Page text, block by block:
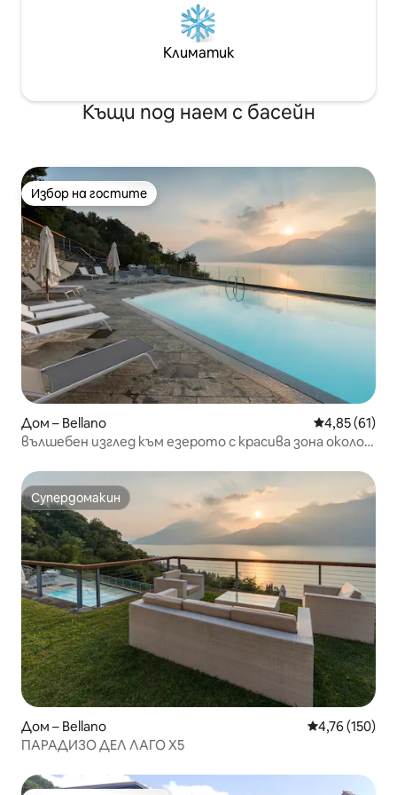
Климатик
Къщи под наем с басейн
Избор на гостите
Избор на гостите
Дом – Bellano Средна
4,85 (61)
вълшебен изглед към езерото с красива зона около
Супердомакин
Супердомакин
Дом – Bellano Средна
4,76 (150)
ПАРАДИЗО ДЕЛ ЛАГО X5